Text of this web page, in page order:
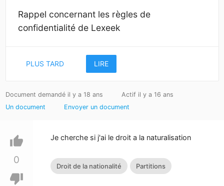
Rappel concernant les règles de
confidentialité de Lexeek
PLUS TARD LIRE
Document demandé il y a 18 ans
Actif il y a 16 ans
Un document
Envoyer un document
thumb_up
0
thumb_down
Je cherche si j'ai le droit a la naturalisation
Droit de la nationalité Partitions